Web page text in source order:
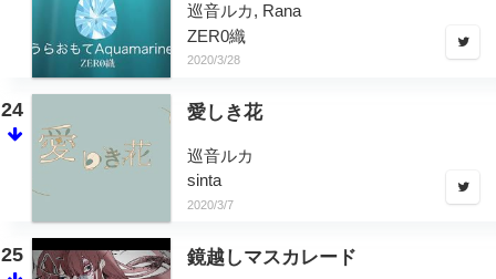
巡音ルカ, Rana
ZER0織
2020/3/28
24 愛しき花
巡音ルカ
sinta
2020/3/7
25 鏡越しマスカレード